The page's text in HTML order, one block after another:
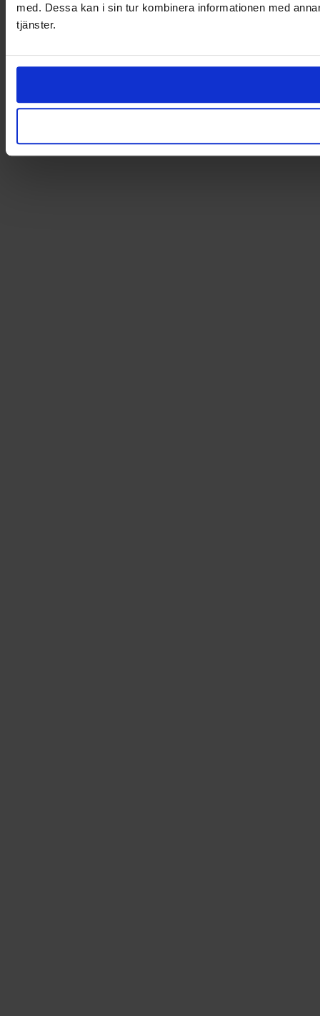
med. Dessa kan i sin tur kombinera informationen med
tjänster.